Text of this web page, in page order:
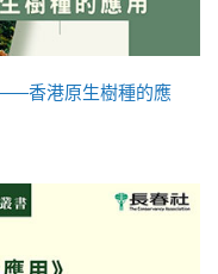
香港原生樹種的應